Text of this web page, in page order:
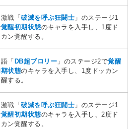
サイヤ人を超えた力
動リンク効果】
致するリンクスキル(4)】
闘民族サイヤ人
激戦
限界を超えた姿
致するカテゴリー(4)】
サイヤ人3
純粋サイヤ人
戦「破滅を呼ぶ狂闘士 」のステージ1
覚醒初期状態のキャラを入手し、1度ド
カン覚醒する。
「 DB超ブロリー 」のステージ2で覚醒
状態のキャラを入手し、1度ドッカン
する。
戦「破滅を呼ぶ狂闘士 」のステージ1
覚醒初期状態のキャラを入手し、2度ド
カン覚醒する。